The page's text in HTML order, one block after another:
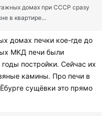
домах при СССР сразу
в квартире...
домах печки кое-где до
МКД печи были
постройки. Сейчас их
камины. Про печи в
сущёвки это прямо